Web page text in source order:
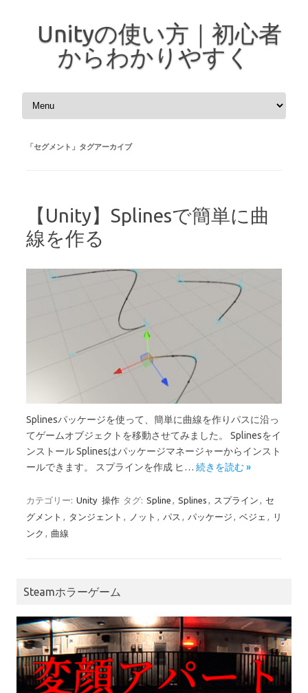
Unityの使い方｜初心者
からわかりやすく
コンテンツへスキップ
「セグメント 」タグアーカイブ
【Unity】Splinesで簡単に曲
線を作る
Splinesパッケージを使って、簡単に曲線を作りパスに沿っ
てゲームオブジェクトを移動させてみました。 Splinesをイ
ンストール Splinesはパッケージマネージャーからインスト
ールできます。 スプラインを作成 ヒ… 続きを読む »
カテゴリー: Unity 操作 タグ: Spline Splines スプライン
セ
グメント
タンジェント ノット パス パッケージ ベジェ
リ
ンク
曲線
Steamホラーゲーム